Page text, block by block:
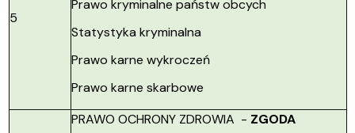
5
Prawo kryminalne państw obcych
Statystyka kryminalna
Prawo karne wykroczeń
Prawo karne skarbowe
PRAWO OCHRONY ZDROWIA - ZGODA